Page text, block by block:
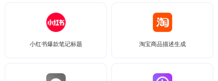
小红书爆款笔记标题 淘宝商品描述生成